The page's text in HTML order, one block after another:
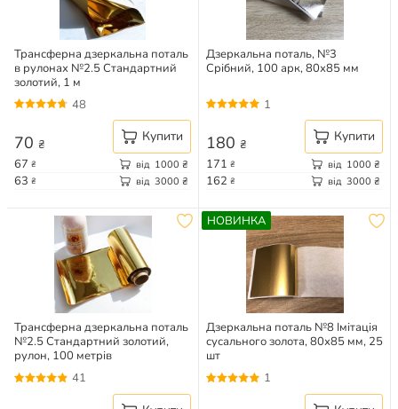
Трансферна дзеркальна поталь
в рулонах №2.5 Стандартний
золотий, 1 м
48
70 ₴ Купити
67 ₴ від 1000 ₴
63 ₴ від 3000 ₴
Дзеркальна поталь, №3
Срібний, 100 арк, 80х85 мм
1
180 ₴ Купити
171 ₴ від 1000 ₴
162 ₴ від 3000 ₴
Трансферна дзеркальна поталь
№2.5 Стандартний золотий,
рулон, 100 метрів
41
НОВИНКА
Дзеркальна поталь №8 Імітація
сусального золота, 80х85 мм, 25
шт
1